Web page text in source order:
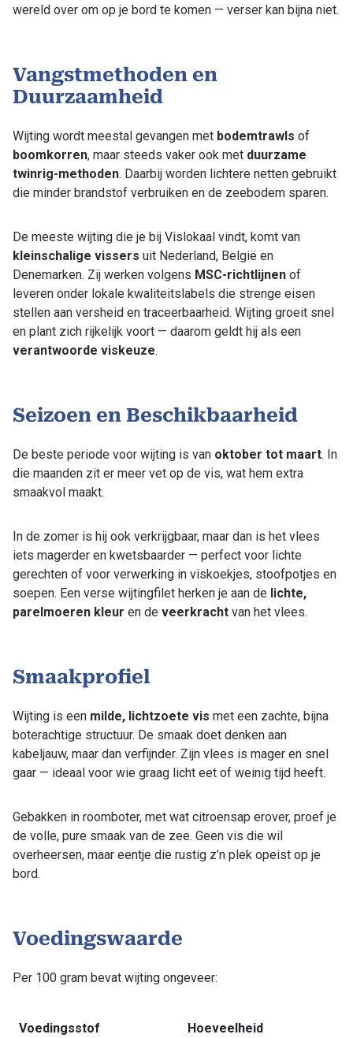
wereld over om op je bord te komen — verser kan bijna niet.
Vangstmethoden en
Duurzaamheid
Wijting wordt meestal gevangen met bodemtrawls of
boomkorren, maar steeds vaker ook met duurzame
twinrig-methoden. Daarbij worden lichtere netten gebruikt
die minder brandstof verbruiken en de zeebodem sparen.
De meeste wijting die je bij Vislokaal vindt, komt van
kleinschalige vissers uit Nederland, België en
Denemarken. Zij werken volgens MSC-richtlijnen of
leveren onder lokale kwaliteitslabels die strenge eisen
stellen aan versheid en traceerbaarheid. Wijting groeit snel
en plant zich rijkelijk voort — daarom geldt hij als een
verantwoorde viskeuze.
Seizoen en Beschikbaarheid
De beste periode voor wijting is van oktober tot maart. In
die maanden zit er meer vet op de vis, wat hem extra
smaakvol maakt.
In de zomer is hij ook verkrijgbaar, maar dan is het vlees
iets magerder en kwetsbaarder — perfect voor lichte
gerechten of voor verwerking in viskoekjes, stoofpotjes en
soepen. Een verse wijtingfilet herken je aan de lichte,
parelmoeren kleur en de veerkracht van het vlees.
Smaakprofiel
Wijting is een milde, lichtzoete vis met een zachte, bijna
boterachtige structuur. De smaak doet denken aan
kabeljauw, maar dan verfijnder. Zijn vlees is mager en snel
gaar — ideaal voor wie graag licht eet of weinig tijd heeft.
Gebakken in roomboter, met wat citroensap erover, proef je
de volle, pure smaak van de zee. Geen vis die wil
overheersen, maar eentje die rustig z’n plek opeist op je
bord.
Voedingswaarde
Per 100 gram bevat wijting ongeveer:
Voedingsstof Hoeveelheid